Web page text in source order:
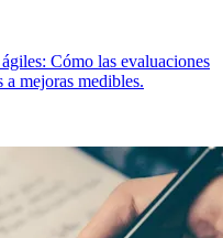
Cómo las evaluaciones
a mejoras medibles.